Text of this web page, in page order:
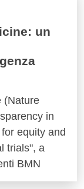
un
(Nature
in
equity and
trials", a
BMN